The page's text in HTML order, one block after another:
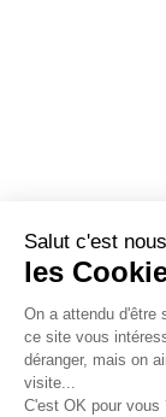
Salut c'est
les
On a attendu d'être
ce site vous
déranger, mais on
visite...
C'est OK pour vous